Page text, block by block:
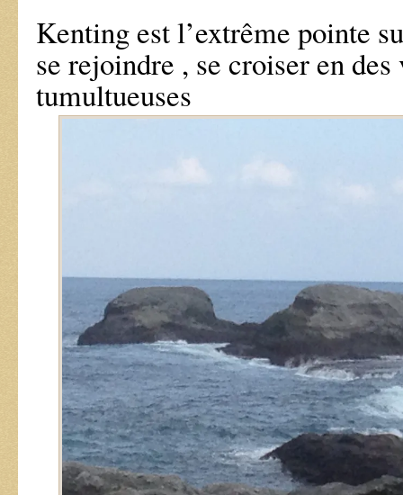
Kenting est l’extrême pointe
se rejoindre , se croiser en des
tumultueuses